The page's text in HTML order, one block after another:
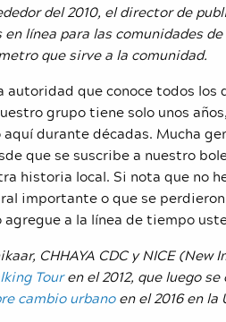
del 2010, el director de
línea para las comunidades
que sirve a la comunidad.
autoridad que conoce todos
grupo tiene solo unos
aquí durante décadas. Mucha
que se suscribe a nuestro
historia local. Si nota que no
importante o que se
a la línea de tiempo
CHHAYA CDC y NICE
Touren el 2012, que luego
cambio urbanoen el 2016 en la